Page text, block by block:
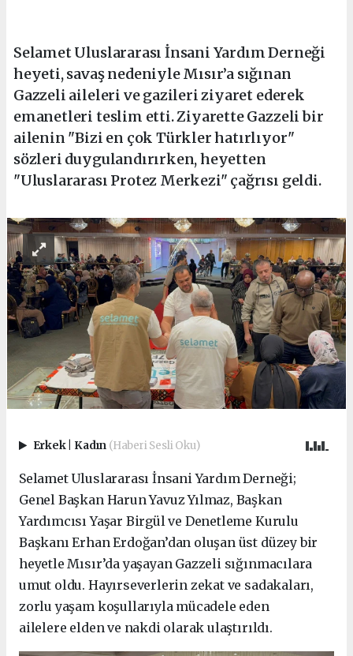
Selamet Uluslararası İnsani Yardım Derneği
heyeti, savaş nedeniyle Mısır’a sığınan
Gazzeli aileleri ve gazileri ziyaret ederek
emanetleri teslim etti. Ziyarette Gazzeli bir
ailenin "Bizi en çok Türkler hatırlıyor"
sözleri duygulandırırken, heyetten
"Uluslararası Protez Merkezi" çağrısı geldi.
Erkek Kadın (Haberi Sesli Oku)
Selamet Uluslararası İnsani Yardım Derneği;
Genel Başkan Harun Yavuz Yılmaz, Başkan
Yardımcısı Yaşar Birgül ve Denetleme Kurulu
Başkanı Erhan Erdoğan’dan oluşan üst düzey bir
heyetle Mısır’da yaşayan Gazzeli sığınmacılara
umut oldu. Hayırseverlerin zekat ve sadakaları,
zorlu yaşam koşullarıyla mücadele eden
ailelere elden ve nakdi olarak ulaştırıldı.